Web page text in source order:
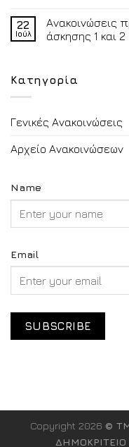
22
Ιούλ
Ανακοινώσεις
άσκησης 1 και 2
Κατηγορία
Γενικές Ανακοινώσεις
Αρχείο Ανακοινώσεων
Name
Email
Copyright 2026 ©